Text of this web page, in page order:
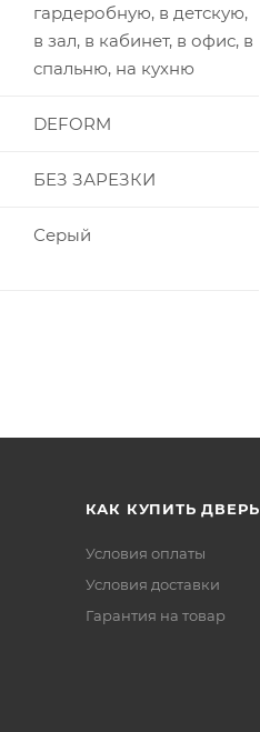
гардеробную, в детскую,
в зал, в кабинет, в офис, в
спальню, на кухню
DEFORM
БЕЗ ЗАРЕЗКИ
Серый
КАК КУПИТЬ ДВЕРЬ
Условия оплаты
Условия доставки
Гарантия на товар